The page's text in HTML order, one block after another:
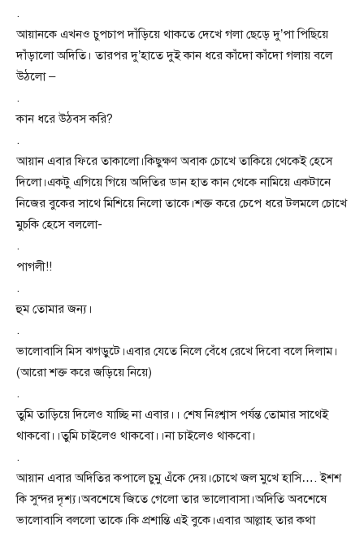
.
আয়ানকে এখনও চুপচাপ দাঁড়িয়ে থাকতে দেখে গলা ছেড়ে দু’পা পিছিয়ে
দাঁড়ালো অদিতি। তারপর দু’হাতে দুই কান ধরে কাঁদো কাঁদো গলায় বলে
উঠলো –
.
কান ধরে উঠবস করি?
.
আয়ান এবার ফিরে তাকালো।কিছুক্ষণ অবাক চোখে তাকিয়ে থেকেই হেসে
দিলো।একটু এগিয়ে গিয়ে অদিতির ডান হাত কান থেকে নামিয়ে একটানে
নিজের বুকের সাথে মিশিয়ে নিলো তাকে।শক্ত করে চেপে ধরে টলমলে চোখে
মুচকি হেসে বললো-
.
পাগলী!!
.
হুম তোমার জন্য।
.
ভালোবাসি মিস ঝগড়ুটে।এবার যেতে নিলে বেঁধে রেখে দিবো বলে দিলাম।
(আরো শক্ত করে জড়িয়ে নিয়ে)
.
তুমি তাড়িয়ে দিলেও যাচ্ছি না এবার।। শেষ নিঃশ্বাস পর্যন্ত তোমার সাথেই
থাকবো।।তুমি চাইলেও থাকবো।।না চাইলেও থাকবো।
.
আয়ান এবার অদিতির কপালে চুমু এঁকে দেয়।চোখে জল মুখে হাসি…. ইশশ
কি সুন্দর দৃশ্য।অবশেষে জিতে গেলো তার ভালোবাসা।অদিতি অবশেষে
ভালোবাসি বললো তাকে।কি প্রশান্তি এই বুকে।এবার আল্লাহ তার কথা